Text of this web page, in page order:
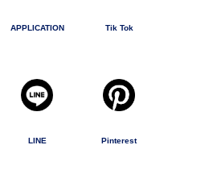
APPLICATION Tik Tok
LINE Pinterest